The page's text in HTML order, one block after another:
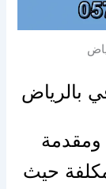
بالرياض
ومقدمة
حيث